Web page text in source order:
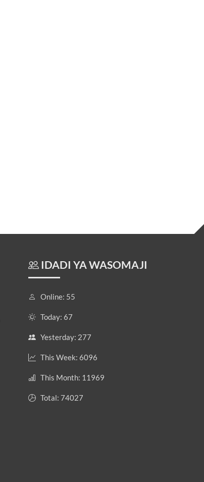
IDADI YA WASOMAJI
Online: 55
Today: 67
Yesterday: 277
This Week: 6096
This Month: 11969
Total: 74027